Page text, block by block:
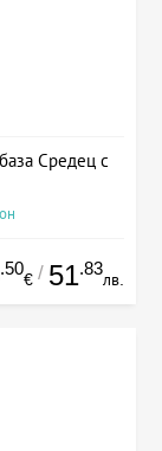
Средец с
.50
€ / 51.83
лв.